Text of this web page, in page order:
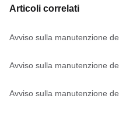
Articoli correlati
Avviso sulla manutenzione
Avviso sulla manutenzione
Avviso sulla manutenzione